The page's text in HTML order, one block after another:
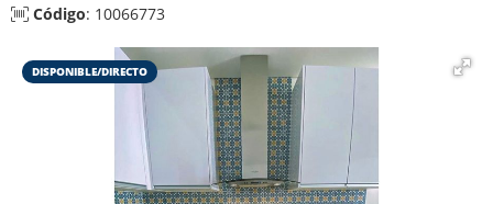
Código: 10066773
DISPONIBLE/DIRECTO